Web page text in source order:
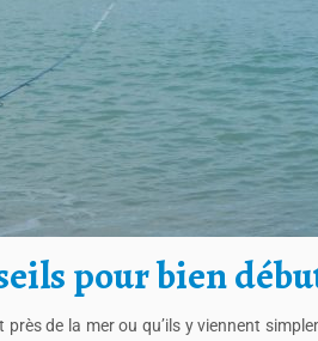
pour bien
de la mer ou qu’ils y viennent